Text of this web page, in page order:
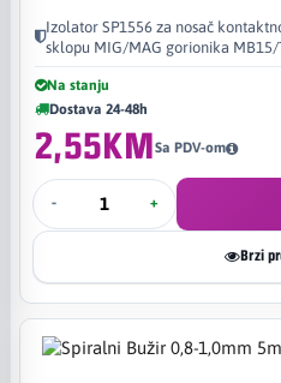
Izolator SP1556 za nosač
sklopu MIG/MAG gorionika MB15/
Na stanju
Dostava 24-48h
2,55KMSa PDV-om
- +
Brzi